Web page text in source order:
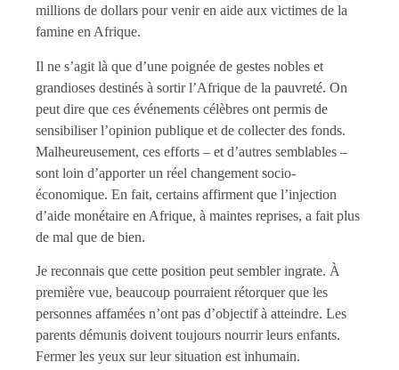
millions de dollars pour venir en aide aux victimes de la
famine en Afrique.
Il ne s’agit là que d’une poignée de gestes nobles et
grandioses destinés à sortir l’Afrique de la pauvreté. On
peut dire que ces événements célèbres ont permis de
sensibiliser l’opinion publique et de collecter des fonds.
Malheureusement, ces efforts – et d’autres semblables –
sont loin d’apporter un réel changement socio-
économique. En fait, certains affirment que l’injection
d’aide monétaire en Afrique, à maintes reprises, a fait plus
de mal que de bien.
Je reconnais que cette position peut sembler ingrate. À
première vue, beaucoup pourraient rétorquer que les
personnes affamées n’ont pas d’objectif à atteindre. Les
parents démunis doivent toujours nourrir leurs enfants.
Fermer les yeux sur leur situation est inhumain.